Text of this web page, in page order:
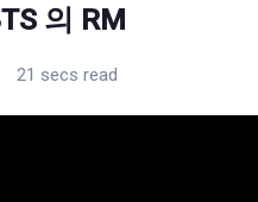
의 RM
21 secs read